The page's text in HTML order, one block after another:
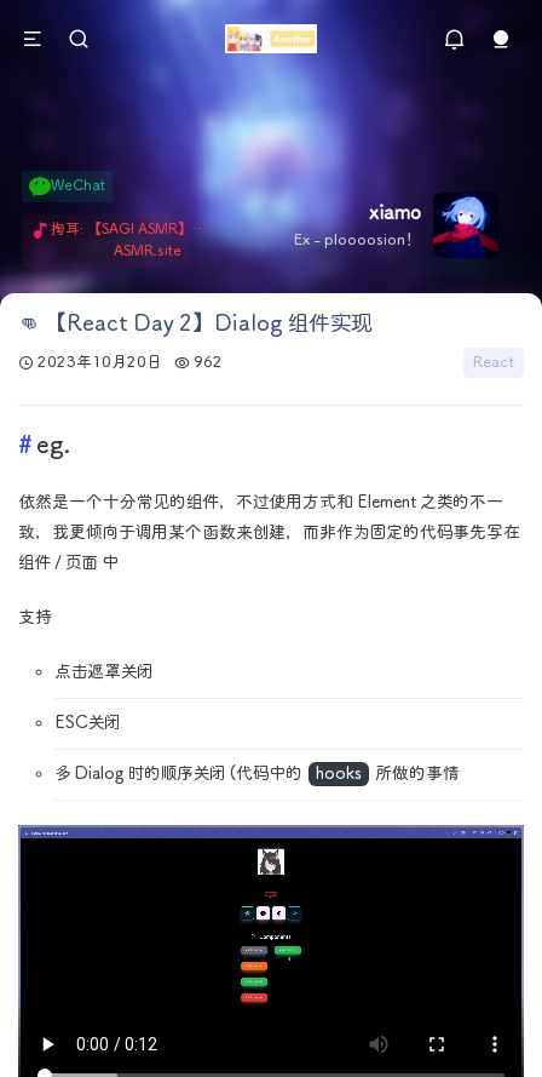
xiamo
Ex - ploooosion！
WeChat
掏耳: 【SAGI ASMR】今天就由阿米娅给博士掏耳吧「耳勺x鹅毛棒x吹气」 Hi-Res无损助眠 + 单刷: ASMR 精选4.0｜ 陪伴天花板 ✦扶扶の温柔哄睡 ✦ 顶级道具和语气词的交融 ✦ 扶桑大红花、
ASMR.site
👊 【React Day 2】Dialog 组件实现
2023年10月20日 962 React
eg.
依然是一个十分常见的组件，不过使用方式和 Element 之类的不一
致，我更倾向于调用某个函数来创建，而非作为固定的代码事先写在
组件 / 页面 中
支持
点击遮罩关闭
ESC关闭
多 Dialog 时的顺序关闭 (代码中的 hooks 所做的事情